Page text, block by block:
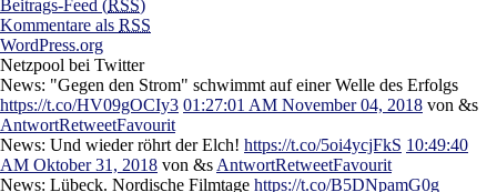
Beitrags-Feed (RSS)
Kommentare als RSS
WordPress.org
Netzpool bei Twitter
News: "Gegen den Strom" schwimmt auf einer Welle des Erfolgs
https://t.co/HV09gOCIy3 01:27:01 AM November 04, 2018 von &s
AntwortRetweetFavourit
News: Und wieder röhrt der Elch! https://t.co/5oi4ycjFkS 10:49:40
AM Oktober 31, 2018 von &s AntwortRetweetFavourit
News: Lübeck. Nordische Filmtage https://t.co/B5DNpamG0g